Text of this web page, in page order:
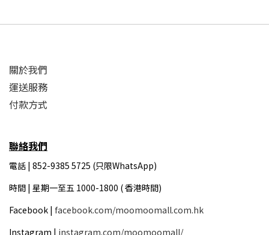
關於我們
運送服務
付款方式
聯絡我們
電話 | 852-9385 5725 (只限WhatsApp)
時間 | 星期一至五 1000-1800 ( 香港時間)
Facebook | facebook.com/moomoomall.com.hk
Instagram | instagram.com/moomoomall/